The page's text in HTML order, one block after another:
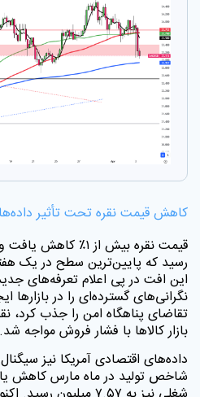
کاهش قیمت نقره تحت تأثیر
رسید که پایین‌ترین سطح در یک
این افت در پی اعلام تعرفه‌های
نگرانی‌های گسترده‌ای را در بازارها
تقاضای پناهگاه امن را جذب کرد،
بازار کالاها با فشار فروش مواجه شد.
داده‌های اقتصادی آمریکا نیز
شاخص تولید در ماه مارس کاهش